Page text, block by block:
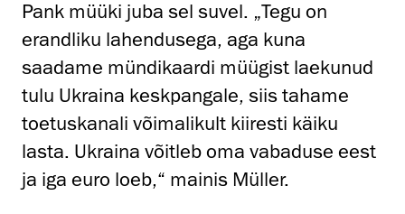
Pank müüki juba sel suvel. „Tegu on
erandliku lahendusega, aga kuna
saadame mündikaardi müügist laekunud
tulu Ukraina keskpangale, siis tahame
toetuskanali võimalikult kiiresti käiku
lasta. Ukraina võitleb oma vabaduse eest
ja iga euro loeb,“ mainis Müller.